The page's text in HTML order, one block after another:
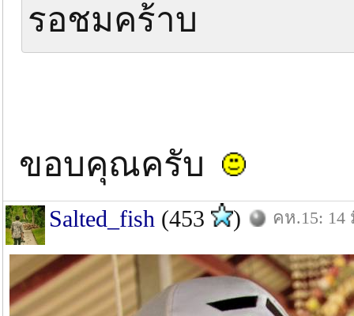
รอชมคร้าบ
ขอบคุณครับ
Salted_fish (453 ) คห.15: 14